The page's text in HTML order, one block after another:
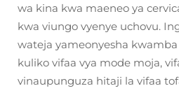
wa kina kwa maeneo ya
kwa viungo vyenye uchovu.
wateja yameonyesha
kuliko vifaa vya mode moja,
vinaupunguza hitaji la vifaa